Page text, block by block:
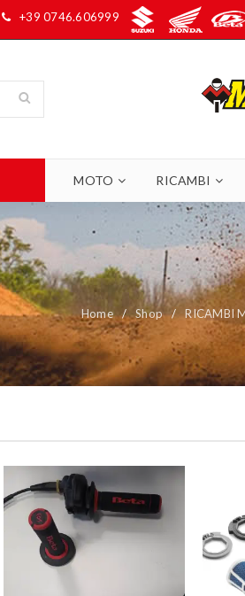
+39 0746.606999
MOTO RICAMBI
Home / Shop / RICAMBI